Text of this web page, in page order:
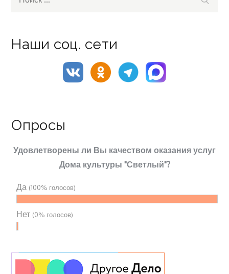
Наши соц. сети
Опросы
Удовлетворены ли Вы качеством оказания услуг
Дома культуры "Светлый"?
Да (100% голосов)
Нет (0% голосов)